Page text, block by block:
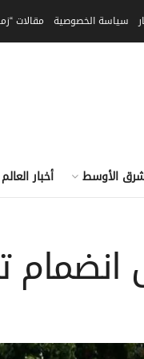
سياسة الخصوصية مقالات
الأوسط أخبار العالم